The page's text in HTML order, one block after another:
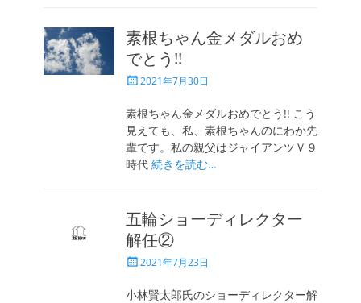
素根ちゃん金メダルおめ
でとう!!
投
日
2021年7月30日
素根ちゃん金メダルおめでとう!! こう
見えても、私、素根ちゃんのにわか先
輩です。私の親父はジャイアンツＶ９
時代 続きを読む…
五輪ショーディレクター
解任②
投
日
2021年7月23日
小林賢太郎氏のショーディレクター解